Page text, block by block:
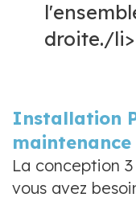
droite./li>
Installation
La conception
vous avez